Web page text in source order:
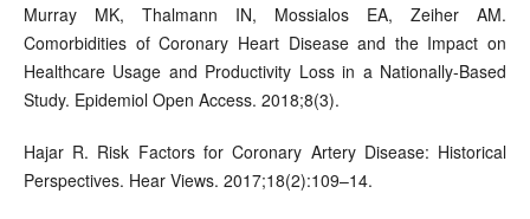
Murray MK, Thalmann IN, Mossialos EA, Zeiher AM.
Comorbidities of Coronary Heart Disease and the Impact on
Healthcare Usage and Productivity Loss in a Nationally-Based
Study. Epidemiol Open Access. 2018;8(3).
Hajar R. Risk Factors for Coronary Artery Disease: Historical
Perspectives. Hear Views. 2017;18(2):109–14.